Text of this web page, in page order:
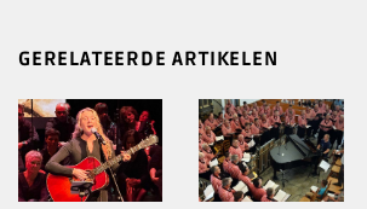
GERELATEERDE ARTIKELEN